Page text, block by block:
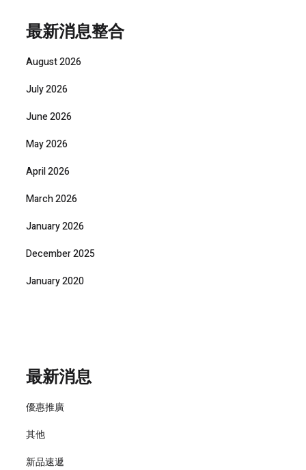
最新消息整合
August 2026
July 2026
June 2026
May 2026
April 2026
March 2026
January 2026
December 2025
January 2020
最新消息
優惠推廣
其他
新品速遞